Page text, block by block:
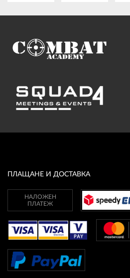
ПЛАЩАНЕ И ДОСТАВКА
НАЛОЖЕН
ПЛАТЕЖ